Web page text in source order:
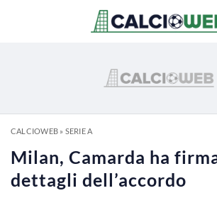
CALCIOWEB» SERIE A
Milan, Camarda ha
dettagli dell’accordo